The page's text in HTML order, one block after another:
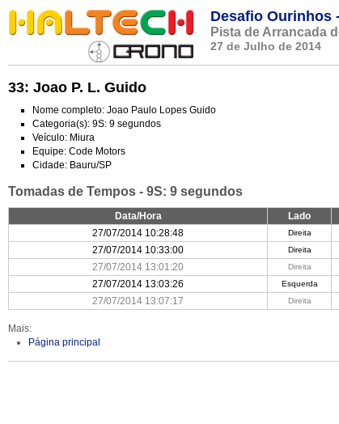
Desafio Ourinhos
Pista de Arrancada
27 de Julho de 2014
33: Joao P. L. Guido
Nome completo: Joao Paulo Lopes Guido
Categoria(s): 9S: 9 segundos
Veículo: Miura
Equipe: Code Motors
Cidade: Bauru/SP
Tomadas de Tempos - 9S: 9 segundos
Data/Hora Lado
27/07/2014 10:28:48
Direita
27/07/2014 10:33:00 Direita
27/07/2014 13:01:20 Direita
27/07/2014 13:03:26 Esquerda
27/07/2014 13:07:17 Direita
Mais:
Página principal